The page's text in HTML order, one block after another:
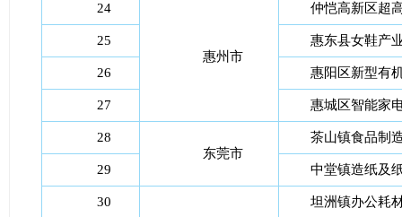
24
惠州市
仲恺高新区超
25 惠东县女鞋产
26 惠阳区新型有
27 惠城区智能家
28
东莞市
茶山镇食品制
29 中堂镇造纸及
30 坦洲镇办公耗